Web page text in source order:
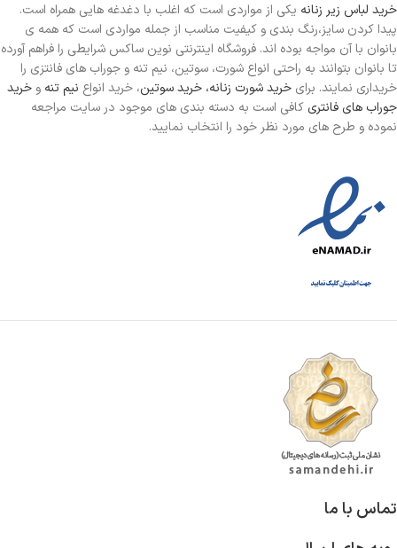
خرید لباس زیر زنانه یکی از مواردی است که اغلب با دغدغه هایی همراه است.
پیدا کردن سایز،رنگ بندی و کیفیت مناسب از جمله مواردی است که همه ی
بانوان با آن مواجه بوده اند. فروشگاه اینترنتی نوین ساکس شرایطی را فراهم آورده
تا بانوان بتوانند به راحتی انواع شورت، سوتین، نیم تنه و جوراب های فانتزی را
خریداری نمایند. برای خرید شورت زنانه، خرید سوتین، خرید انواع نیم تنه و خرید
جوراب های فانتری کافی است به دسته بندی های موجود در سایت مراجعه
نموده و طرح های مورد نظر خود را انتخاب نمایید.
تماس با ما